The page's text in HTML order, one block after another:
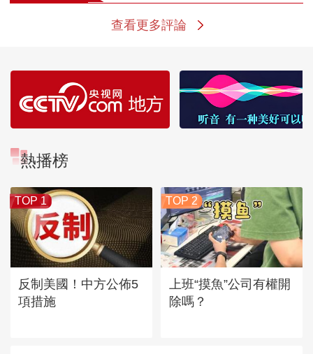
查看更多評論
熱播榜
TOP 1
反制美國！中方公佈5
項措施
TOP 2
上班“摸魚”公司有權開
除嗎？